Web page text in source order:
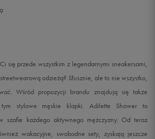
się przede wszystkim z legendarnymi sneakersami,
odzieżą? Słusznie, ale to nie wszystko,
Wśród propozycji brandu znajdują się także
stylowe męskie klapki. Adilette Shower to
szafie każdego aktywnego mężczyzny. Od teraz
wakacyjne, swobodne sety, zyskają jeszcze